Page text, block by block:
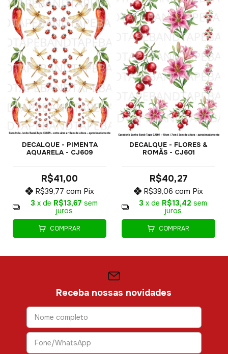
DECALQUE - PIMENTA
AQUARELA - CJ609
R$41,00
R$39,77 com Pix
3 x de R$13,67 sem
juros
COMPRAR
DECALQUE - FLORES &
ROMÃS - CJ601
R$40,27
R$39,06 com Pix
3 x de R$13,42 sem
juros
COMPRAR
Receba nossas novidades